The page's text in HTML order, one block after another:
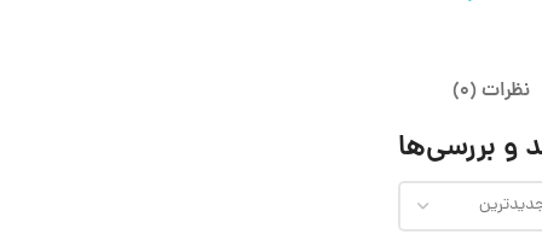
نظرات (0)
و بررسی‌ها